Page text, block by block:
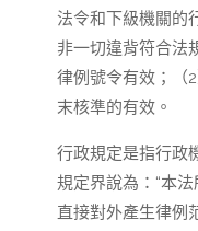
法令和下級機關的
非一切違背符合法
律例號令有效；（
末核準的有效。
行政規定是指行政
規定界說為：“本
直接對外產生律例